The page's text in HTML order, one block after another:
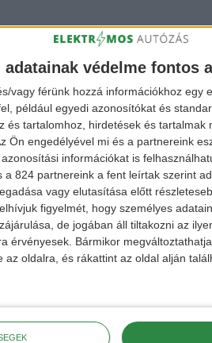
adatainak védelme fontos
vagy férünk hozzá információkhoz egy
például egyedi azonosítókat és
és tartalomhoz, hirdetések és
Ön engedélyével mi és a partnereink
információkat is
a 824 partnereink a fent leírtak szerint
vagy elutasítása előtt
figyelmét, hogy személyes
de jogában áll tiltakozni az
érvényesek. Bármikor
oldalra, és rákattint az oldal alján